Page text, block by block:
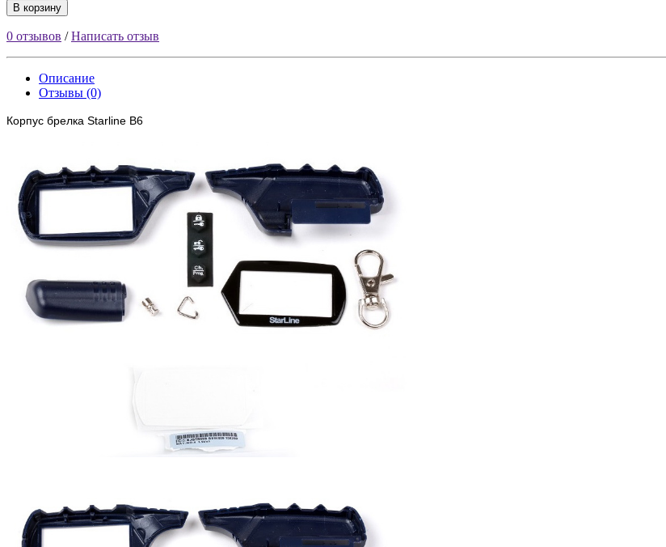
В корзину
0 отзывов /Написать отзыв
Описание
Отзывы (0)
Корпус брелка Starline B6